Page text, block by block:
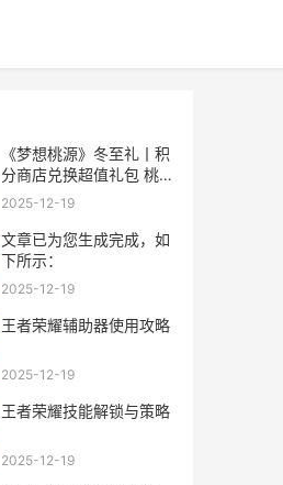
《梦想桃源》冬至礼丨积
分商店兑换超值礼包 桃源
梦是什么意思
2025-12-19
文章已为您生成完成，如
下所示：
2025-12-19
王者荣耀辅助器使用攻略
2025-12-19
王者荣耀技能解锁与策略
2025-12-19